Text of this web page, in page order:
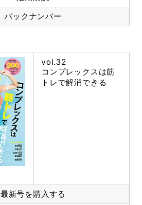
バックナンバー
vol.32
コンプレックスは筋
トレで解消できる
最新号を購入する